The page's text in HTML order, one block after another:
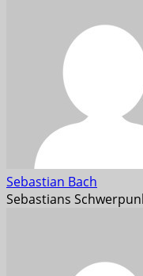
Sebastian Bach
Sebastians